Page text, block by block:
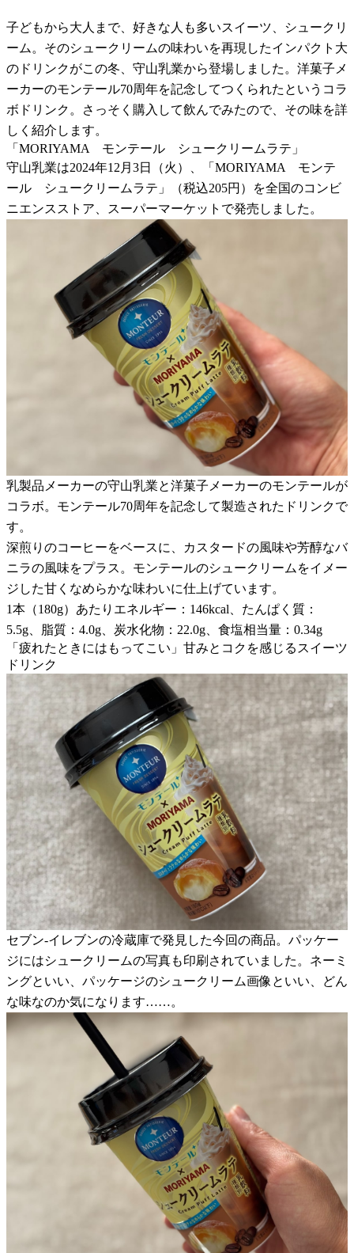
子どもから大人まで、好きな人も多いスイーツ、シュークリ
ーム。そのシュークリームの味わいを再現したインパクト大
のドリンクがこの冬、守山乳業から登場しました。洋菓子メ
ーカーのモンテール70周年を記念してつくられたというコラ
ボドリンク。さっそく購入して飲んでみたので、その味を詳
しく紹介します。
「MORIYAMA モンテール シュークリームラテ」
守山乳業は2024年12月3日（火）、「MORIYAMA モンテ
ール シュークリームラテ」（税込205円）を全国のコンビ
ニエンスストア、スーパーマーケットで発売しました。
乳製品メーカーの守山乳業と洋菓子メーカーのモンテールが
コラボ。モンテール70周年を記念して製造されたドリンクで
す。
深煎りのコーヒーをベースに、カスタードの風味や芳醇なバ
ニラの風味をプラス。モンテールのシュークリームをイメー
ジした甘くなめらかな味わいに仕上げています。
1本（180g）あたりエネルギー：146kcal、たんぱく質：
5.5g、脂質：4.0g、炭水化物：22.0g、食塩相当量：0.34g
「疲れたときにはもってこい」甘みとコクを感じるスイーツ
ドリンク
セブン-イレブンの冷蔵庫で発見した今回の商品。パッケー
ジにはシュークリームの写真も印刷されていました。ネーミ
ングといい、パッケージのシュークリーム画像といい、どん
な味なのか気になります……。